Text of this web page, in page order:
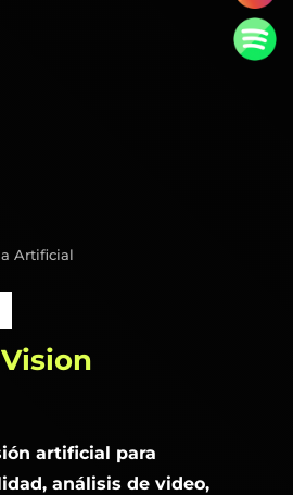
Artificial
Vision
artificial para
análisis de video,